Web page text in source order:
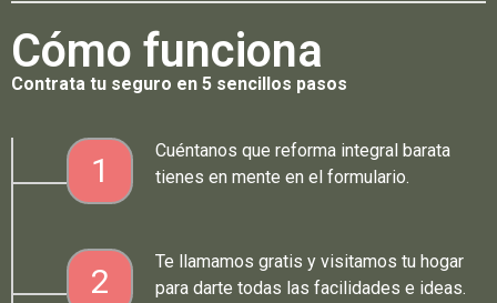
Cómo funciona
Contrata tu seguro en 5 sencillos pasos
1
Cuéntanos que reforma integral barata
tienes en mente en el formulario.
2
Te llamamos gratis y visitamos tu hogar
para darte todas las facilidades e ideas.